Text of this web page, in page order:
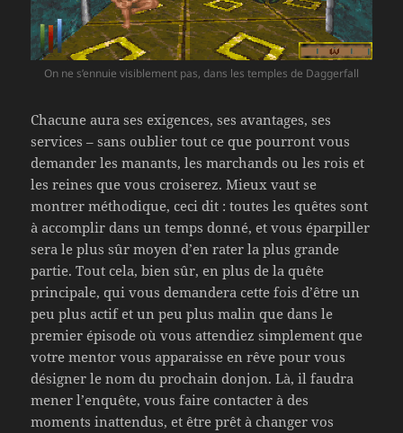
On ne s’ennuie visiblement pas, dans les temples de Daggerfall
Chacune aura ses exigences, ses avantages, ses
services – sans oublier tout ce que pourront vous
demander les manants, les marchands ou les rois et
les reines que vous croiserez. Mieux vaut se
montrer méthodique, ceci dit : toutes les quêtes sont
à accomplir dans un temps donné, et vous éparpiller
sera le plus sûr moyen d’en rater la plus grande
partie. Tout cela, bien sûr, en plus de la quête
principale, qui vous demandera cette fois d’être un
peu plus actif et un peu plus malin que dans le
premier épisode où vous attendiez simplement que
votre mentor vous apparaisse en rêve pour vous
désigner le nom du prochain donjon. Là, il faudra
mener l’enquête, vous faire contacter à des
moments inattendus, et être prêt à changer vos